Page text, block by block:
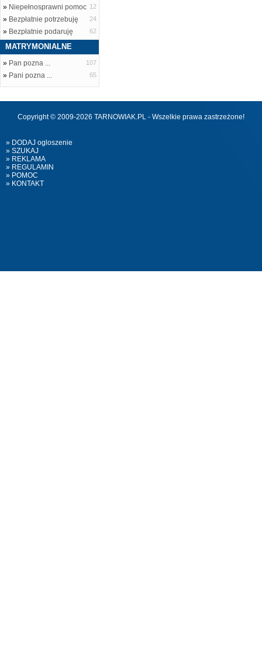
» Niepełnosprawni pomoc 12
» Bezpłatnie potrzebuję 24
» Bezpłatnie podaruję 62
MATRYMONIALNE
» Pan pozna ... 107
» Pani pozna ... 65
Copyright © 2009-2026 TARNOWIAK.PL - Wszelkie prawa zastrzeżone!
» DODAJ ogloszenie
» SZUKAJ
» REKLAMA
» REGULAMIN
» POMOC
» KONTAKT